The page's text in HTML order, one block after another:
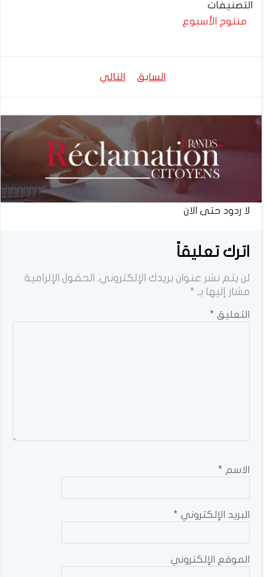
التصنيفات
منتوج الأسبوع
السابق
تصفّح
التالي
لا ردود حتى الان
اترك تعليقاً
لن يتم نشر عنوان بريدك الإلكتروني. الحقول الإلزامية
مشار إليها بـ *
التعليق *
الاسم *
البريد الإلكتروني *
الموقع الإلكتروني